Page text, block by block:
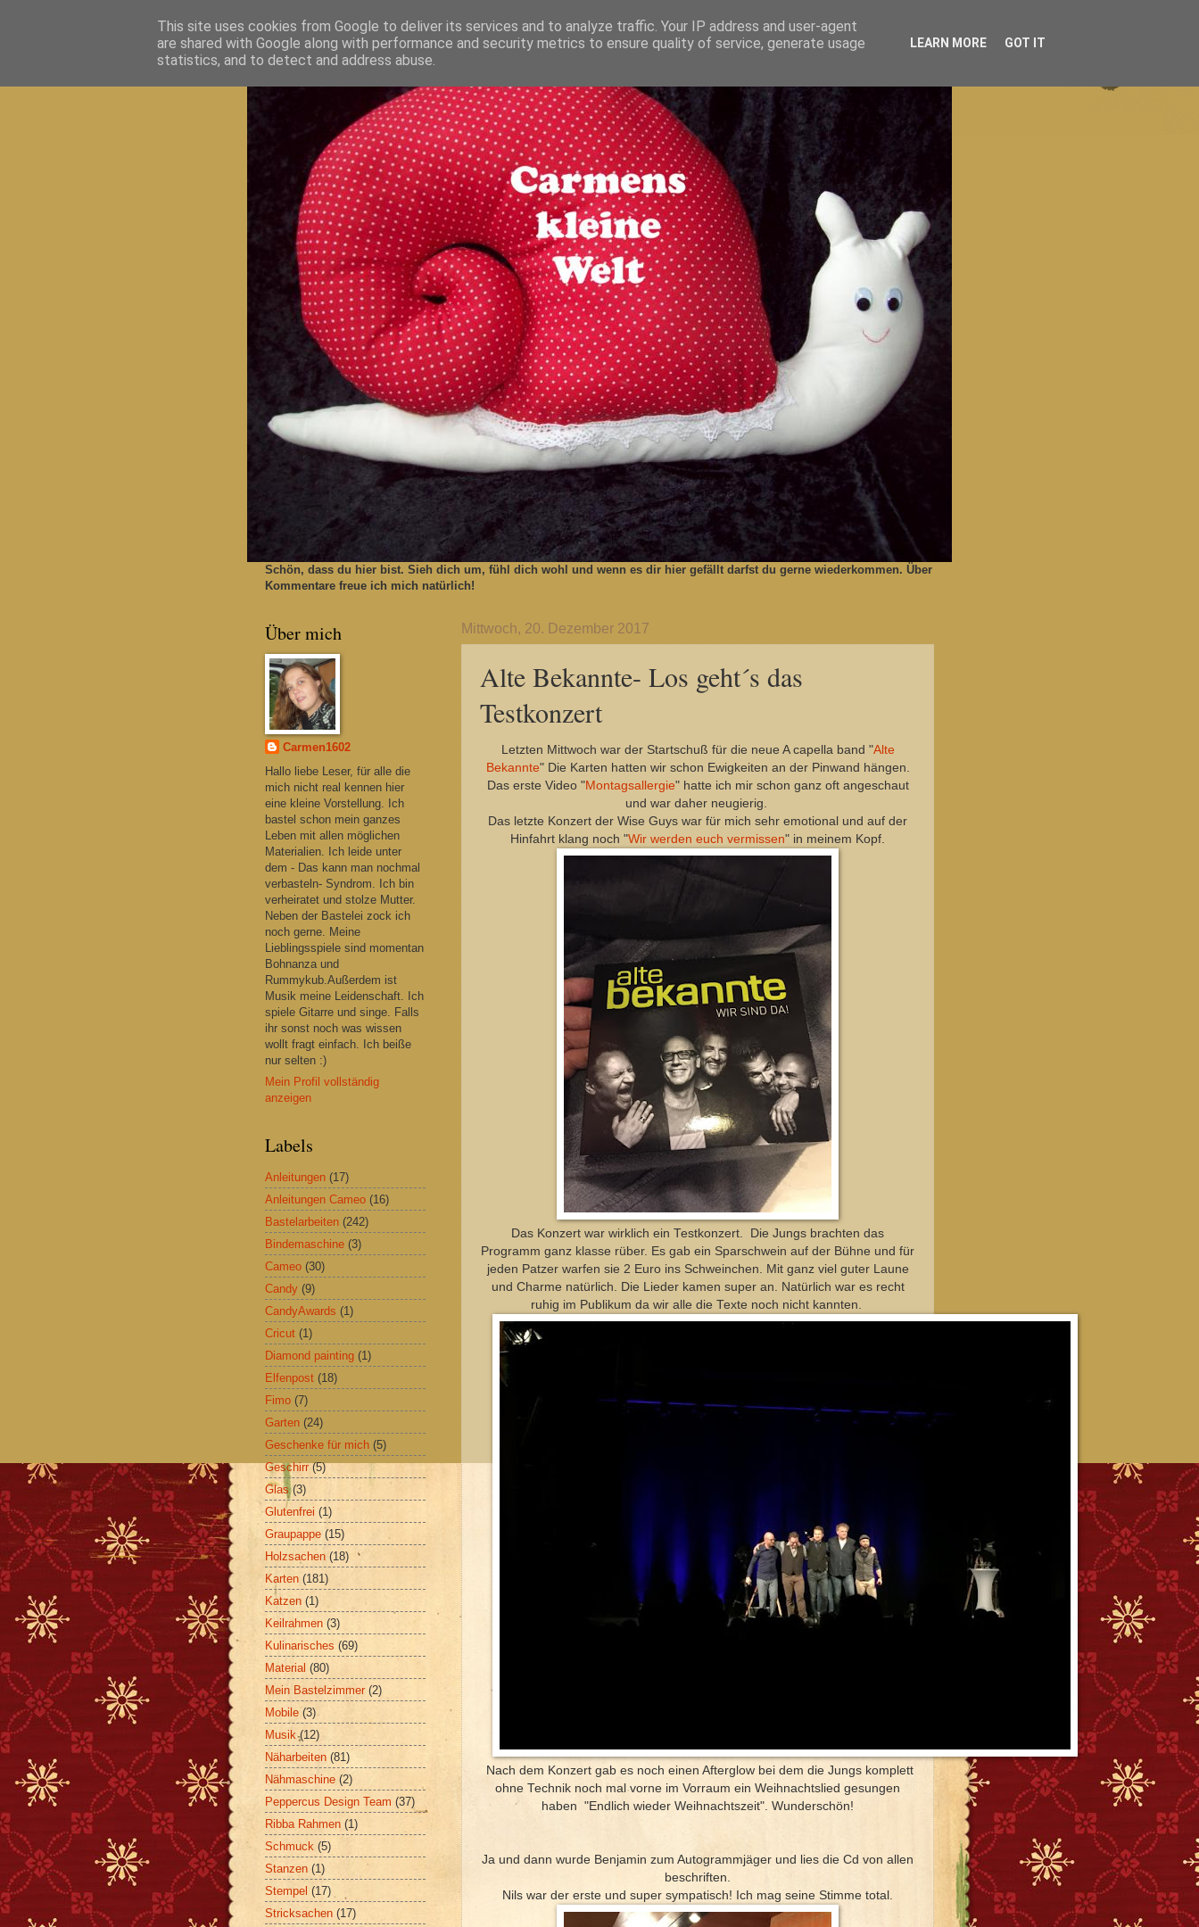
Schön, dass du hier bist. Sieh dich um, fühl dich wohl und wenn es dir hier gefällt darfst du gerne wiederkommen. Über
Kommentare freue ich mich natürlich!
Mittwoch, 20. Dezember 2017
Alte Bekannte- Los geht´s das
Testkonzert
Letzten Mittwoch war der Startschuß für die neue A capella band "Alte
Bekannte" Die Karten hatten wir schon Ewigkeiten an der Pinwand hängen.
Das erste Video "Montagsallergie" hatte ich mir schon ganz oft angeschaut
und war daher neugierig.
Das letzte Konzert der Wise Guys war für mich sehr emotional und auf der
Hinfahrt klang noch "Wir werden euch vermissen" in meinem Kopf.
Das Konzert war wirklich ein Testkonzert. Die Jungs brachten das
Programm ganz klasse rüber. Es gab ein Sparschwein auf der Bühne und für
jeden Patzer warfen sie 2 Euro ins Schweinchen. Mit ganz viel guter Laune
und Charme natürlich. Die Lieder kamen super an. Natürlich war es recht
ruhig im Publikum da wir alle die Texte noch nicht kannten.
Nach dem Konzert gab es noch einen Afterglow bei dem die Jungs komplett
ohne Technik noch mal vorne im Vorraum ein Weihnachtslied gesungen
haben "Endlich wieder Weihnachtszeit". Wunderschön!
Ja und dann wurde Benjamin zum Autogrammjäger und lies die Cd von allen
beschriften.
Nils war der erste und super sympatisch! Ich mag seine Stimme total.
Über mich
Carmen1602
Hallo liebe Leser, für alle die
mich nicht real kennen hier
eine kleine Vorstellung. Ich
bastel schon mein ganzes
Leben mit allen möglichen
Materialien. Ich leide unter
dem - Das kann man nochmal
verbasteln- Syndrom. Ich bin
verheiratet und stolze Mutter.
Neben der Bastelei zock ich
noch gerne. Meine
Lieblingsspiele sind momentan
Bohnanza und
Rummykub.Außerdem ist
Musik meine Leidenschaft. Ich
spiele Gitarre und singe. Falls
ihr sonst noch was wissen
wollt fragt einfach. Ich beiße
nur selten :)
Mein Profil vollständig
anzeigen
Labels
Anleitungen (17)
Anleitungen Cameo (16)
Bastelarbeiten (242)
Bindemaschine (3)
Cameo (30)
Candy (9)
CandyAwards (1)
Cricut (1)
Diamond painting (1)
Elfenpost (18)
Fimo (7)
Garten (24)
Geschenke für mich (5)
Geschirr (5)
Glas (3)
Glutenfrei (1)
Graupappe (15)
Holzsachen (18)
Karten (181)
Katzen (1)
Keilrahmen (3)
Kulinarisches (69)
Material (80)
Mein Bastelzimmer (2)
Mobile (3)
Musik (12)
Näharbeiten (81)
Nähmaschine (2)
Peppercus Design Team (37)
Ribba Rahmen (1)
Schmuck (5)
Stanzen (1)
Stempel (17)
Stricksachen (17)
This site uses cookies from Google to deliver its services and to analyze traffic. Your IP address and user-agent
are shared with Google along with performance and security metrics to ensure quality of service, generate usage
statistics, and to detect and address abuse.
LEARN MORE GOT IT